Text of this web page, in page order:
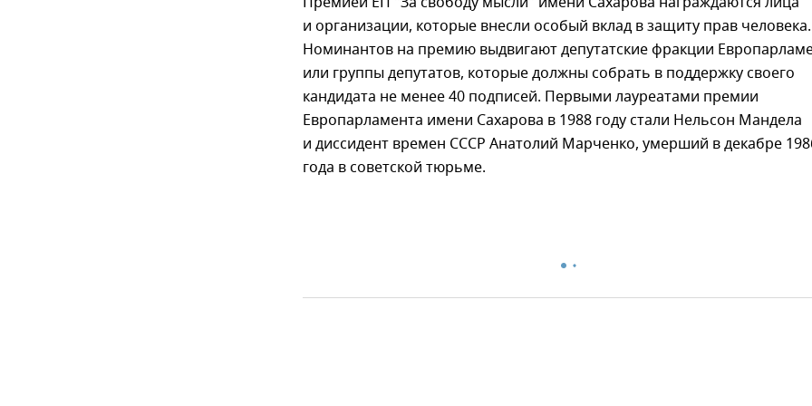
и организации, которые внесли особый вклад в защиту прав человека.
Номинантов на премию выдвигают депутатские фракции
или группы депутатов, которые должны собрать в поддержку своего
кандидата не менее 40 подписей. Первыми лауреатами премии
Европарламента имени Сахарова в 1988 году стали Нельсон Мандела
и диссидент времен СССР Анатолий Марченко, умерший в декабре
года в советской тюрьме.